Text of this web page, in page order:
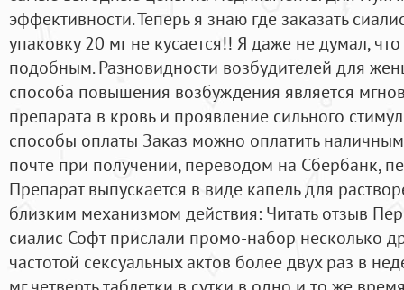
эффективности. Теперь я знаю где заказать
упаковку 20 мг не кусается!! Я даже не думал,
подобным. Разновидности возбудителей для
способа повышения возбуждения является
препарата в кровь и проявление сильного
способы оплаты Заказ можно оплатить
почте при получении, переводом на Сбербанк,
Препарат выпускается в виде капель для
близким механизмом действия: Читать отзыв
сиалис Софт прислали промо-набор несколько
частотой сексуальных актов более двух раз в